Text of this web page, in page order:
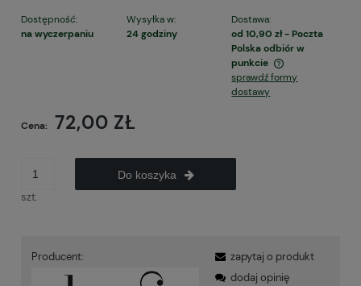
Dostępność:
na wyczerpaniu
Wysyłka w:
24 godziny
Dostawa:
od 10,90 zł- Poczta
Polska odbiór w
punkcie
Cena nie zawiera ewentualnych kosztów płatności
sprawdź formy
dostawy
Cena: 72,00 ZŁ
szt.
Do koszyka
Producent:
zapytaj o produkt
dodaj opinię